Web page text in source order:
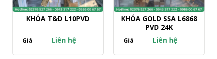
KHÓA T&D L10PVD
Giá Liên hệ
KHÓA GOLD SSA L6868
PVD 24K
Giá Liên hệ